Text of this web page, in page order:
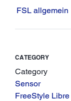
FSL allgemein
CATEGORY
Category
Sensor
FreeStyle Libre